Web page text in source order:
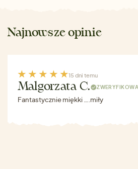
Najnowsze opinie
15 dni temu
Malgorzata C.
Fantastycznie miękki ….miły